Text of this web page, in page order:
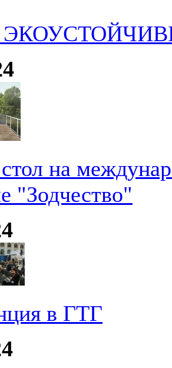
на
"Зодчество"
в ГТГ